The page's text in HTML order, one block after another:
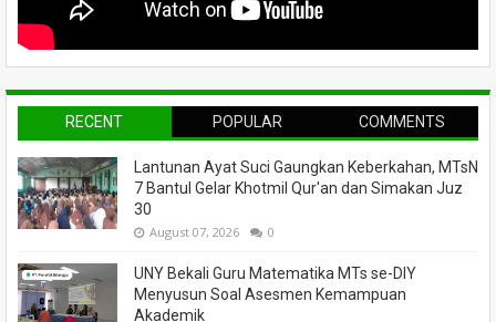
RECENT POPULAR COMMENTS
Lantunan Ayat Suci Gaungkan Keberkahan, MTsN
7 Bantul Gelar Khotmil Qur'an dan Simakan Juz
30
August 07, 2026 0
UNY Bekali Guru Matematika MTs se-DIY
Menyusun Soal Asesmen Kemampuan
Akademik